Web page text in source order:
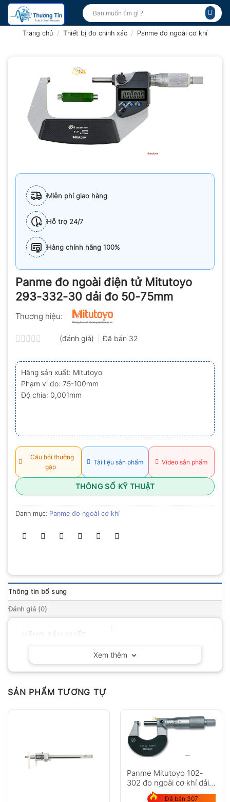
Bỏ
qua
Tìm
kiếm:
Trang chủ / Thiết bị đo chính xác / Panme đo ngoài cơ khí
Miễn phí giao hàng
Hỗ trợ 24/7
Hàng chính hãng 100%
Panme đo ngoài điện tử Mitutoyo
293-332-30 dải đo 50-75mm
Thương hiệu:
xếp
hạng
0.0
5
sao
(đánh giá) Đã bán 32
Hãng sản xuất: Mitutoyo
Phạm vi đo: 75-100mm
Độ chia: 0,001mm
Câu hỏi thường
gặp
Tài liệu sản phẩm Video sản phẩm
THÔNG SỐ KỸ THUẬT
Danh mục: Panme đo ngoài cơ khí
Thông tin bổ sung
Đánh giá (0)
Xem thêm
SẢN PHẨM TƯƠNG TỰ
Panme Mitutoyo 102-
302 đo ngoài cơ khí dải
đo 25-50mm
Đã bán 307